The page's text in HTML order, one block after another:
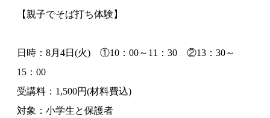
【親子でそば打ち体験】
日時：8月4日(火) ①10：00～11：30 ②13：30～
15：00
受講料：1,500円(材料費込)
対象：小学生と保護者